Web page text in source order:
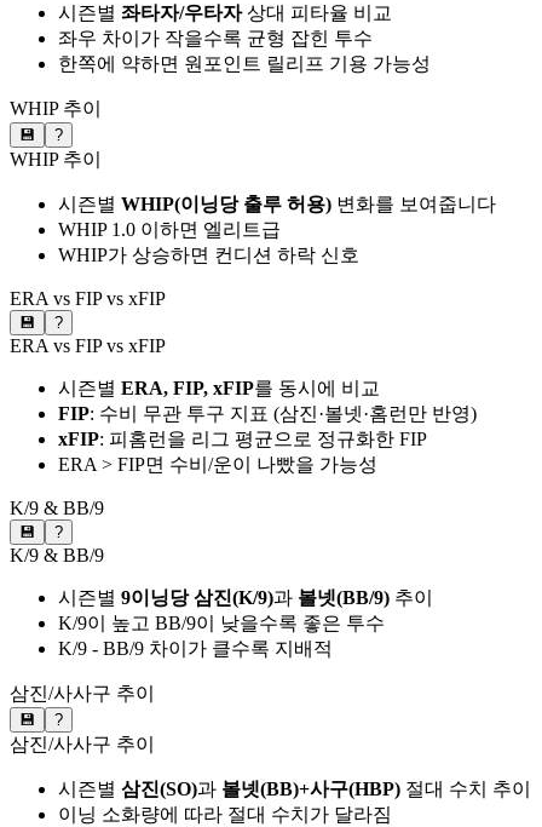
시즌별 좌타자/우타자상대 피타율 비교
좌우 차이가 작을수록 균형 잡힌 투수
한쪽에 약하면 원포인트 릴리프 기용 가능성
WHIP 추이
💾 ?
WHIP 추이
시즌별 WHIP(이닝당 출루 허용) 변화를 보여줍니다
WHIP 1.0 이하면 엘리트급
WHIP가 상승하면 컨디션 하락 신호
ERA vs FIP vs xFIP
💾 ?
ERA vs FIP vs xFIP
시즌별 ERA, FIP, xFIP를 동시에 비교
FIP: 수비 무관 투구 지표 (삼진·볼넷·홈런만 반영)
xFIP: 피홈런을 리그 평균으로 정규화한 FIP
ERA > FIP면 수비/운이 나빴을 가능성
K/9 & BB/9
💾 ?
K/9 & BB/9
시즌별 9이닝당 삼진(K/9)과 볼넷(BB/9) 추이
K/9이 높고 BB/9이 낮을수록 좋은 투수
K/9 - BB/9 차이가 클수록 지배적
삼진/사사구 추이
💾 ?
삼진/사사구 추이
시즌별 삼진(SO)과 볼넷(BB)+사구(HBP) 절대 수치 추이
이닝 소화량에 따라 절대 수치가 달라짐